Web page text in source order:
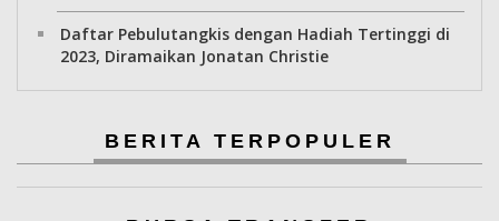
Daftar Pebulutangkis dengan Hadiah Tertinggi di
2023, Diramaikan Jonatan Christie
BERITA TERPOPULER